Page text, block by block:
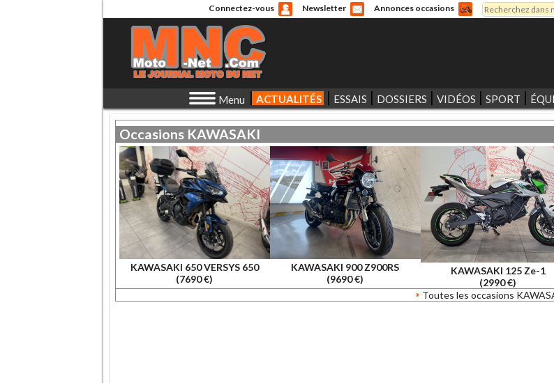
Connectez-vous Newsletter Annonces occasions
Formulaire
Rechercher
Menu ACTUALITÉS ESSAIS DOSSIERS VIDÉOS SPORT
Occasions KAWASAKI
KAWASAKI 650 VERSYS 650
(7690 €)
KAWASAKI 900 Z900RS
(9690 €)
KAWASAKI 125 Ze-1
(2990 €)
Toutes les occasions